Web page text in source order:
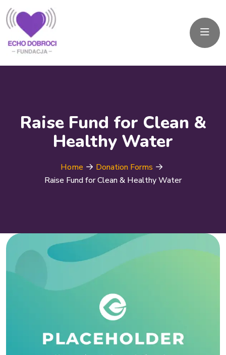
Raise Fund for Clean &
Healthy Water
Home
Donation Forms
Raise Fund for Clean & Healthy Water